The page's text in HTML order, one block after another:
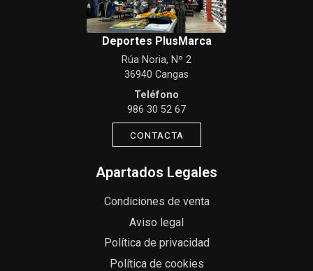
Deportes PlusMarca
Rúa Noria, Nº 2
36940 Cangas
Teléfono
986 30 52 67
CONTACTA
Apartados Legales
Condiciones de venta
Aviso legal
Política de privacidad
Política de cookies